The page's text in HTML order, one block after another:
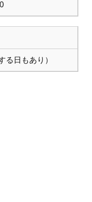
る日もあり）